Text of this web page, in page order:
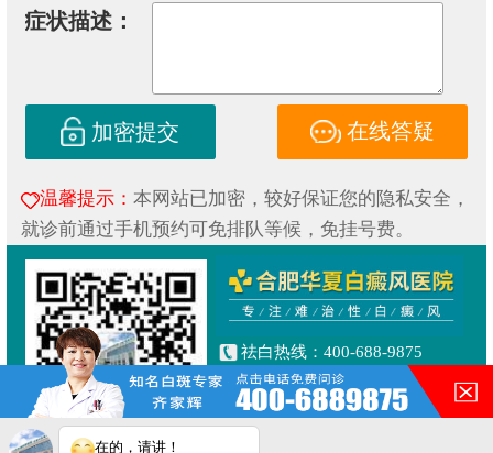
症状描述：
加密提交 在线答疑
温馨提示： 本网站已加密，较好保证您的隐私安全，
就诊前通过手机预约可免排队等候，免挂号费。
祛白热线：400-688-9875
健康专线：130-0306-3616
合肥市铜陵路与合裕路交叉口
东北角（天成大厦旁）
在的，请讲！